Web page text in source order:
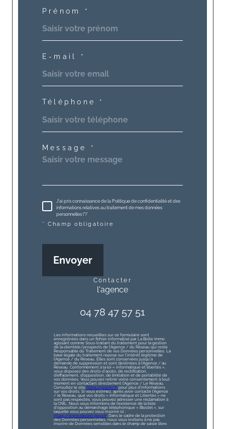
Prénom *
E-mail *
Téléphone *
Message *
J'ai pris connaissance de la Politique de confidentialité et des
informations relatives au traitement de mes données
personnelles (*)*
* Champ obligatoire
Envoyer
contacter
l'agence
04 78 47 57 51
Les informations recueillies sur ce formulaire sont
enregistrées dans un fichier informatisé par La Boite Immo
agissant comme Sous-traitant du traitement pour la gestion
de la clientèle/prospects de l'Agence / du Réseau qui reste
Responsable du Traitement de vos Données personnelles. La
base légale du traitement repose sur l'intérêt légitime de
l'Agence / du Réseau. Elles sont conservées jusqu'à
demande de suppression et sont destinées à l'Agence / au
Réseau. Conformément à la loi « informatique et libertés »,
vous disposez des droits d’accès, de rectification,
d’effacement, d’opposition, de limitation et de portabilité de
vos données. Vous pouvez retirer votre consentement à tout
moment en contactant directement l’Agence / Le Réseau.
Consultez le site https://cnil.fr/fr pour plus d’informations
sur vos droits. Si vous estimez, après avoir contacté l'Agence
/ le Réseau, que vos droits « Informatique et Libertés » ne
sont pas respectés, vous pouvez adresser une réclamation à
la CNIL. Nous vous informons de l’existence de la liste
d'opposition au démarchage téléphonique « Bloctel », sur
laquelle vous pouvez vous inscrire ici :
https://www.bloctel.gouv.fr. Dans le cadre de la protection
des Données personnelles, nous vous invitons à ne pas
inscrire de Données sensibles dans le champ de saisie libre.